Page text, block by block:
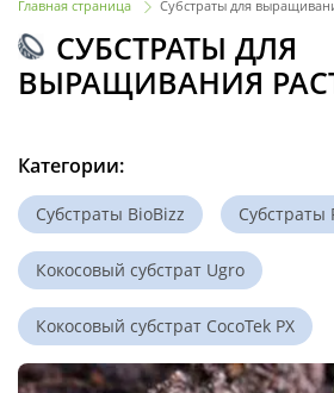
Главная страница Субстраты для
СУБСТРАТЫ ДЛЯ
ВЫРАЩИВАНИЯ
Категории:
Субстраты BioBizz Субстраты
Кокосовый субстрат Ugro
Кокосовый субстрат CocoTek PX